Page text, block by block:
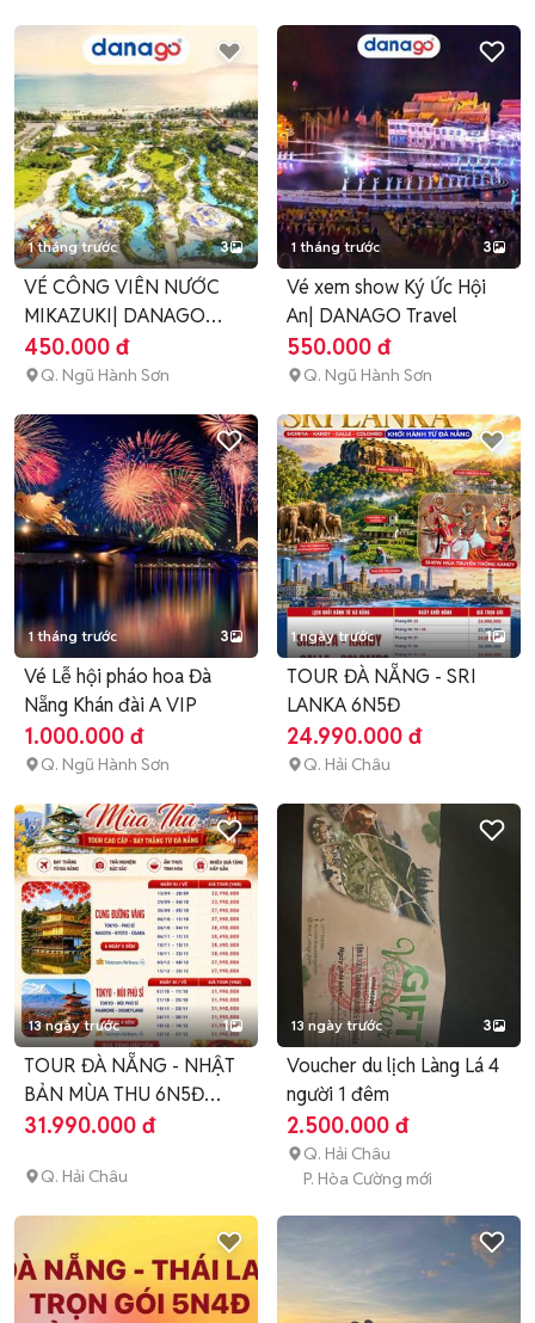
1 tháng trước 3
VÉ CÔNG VIÊN NƯỚC
MIKAZUKI| DANAGO
Travel
450.000 đ
Q. Ngũ Hành Sơn
1 tháng trước 3
Vé xem show Ký Ức Hội
An| DANAGO Travel
550.000 đ
Q. Ngũ Hành Sơn
1 tháng trước 3
Vé Lễ hội pháo hoa Đà
Nẵng Khán đài A VIP
1.000.000 đ
Q. Ngũ Hành Sơn
1 ngày trước 1
TOUR ĐÀ NẴNG - SRI
LANKA 6N5Đ
24.990.000 đ
Q. Hải Châu
13 ngày trước 1
TOUR ĐÀ NẴNG - NHẬT
BẢN MÙA THU 6N5Đ
2026
31.990.000 đ
Q. Hải Châu
13 ngày trước 3
Voucher du lịch Làng Lá 4
người 1 đêm
2.500.000 đ
Q. Hải Châu
P. Hòa Cường mới